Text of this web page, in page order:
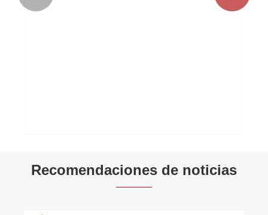
Recomendaciones de noticias